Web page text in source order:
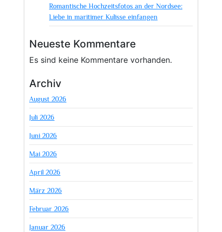
Romantische Hochzeitsfotos an der Nordsee:
Liebe in maritimer Kulisse einfangen
Neueste Kommentare
Es sind keine Kommentare vorhanden.
Archiv
August 2026
Juli 2026
Juni 2026
Mai 2026
April 2026
März 2026
Februar 2026
Januar 2026